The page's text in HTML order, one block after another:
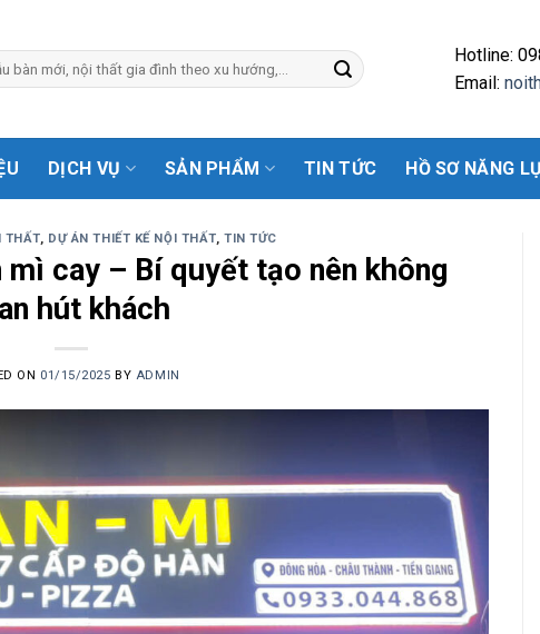
Hotline:
Email:
DỊCH VỤ SẢN PHẨM TIN TỨC HỒ SƠ NĂNG
THẤT, DỰ ÁN THIẾT KẾ NỘI THẤT,TIN TỨC
cay – Bí quyết tạo nên không
hút khách
ON 01/15/2025 BY ADMIN